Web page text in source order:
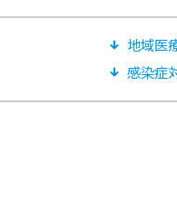
中央診療施設等、院内措置
その他
ソーシャルメディアガイドラ
地域医
感染症